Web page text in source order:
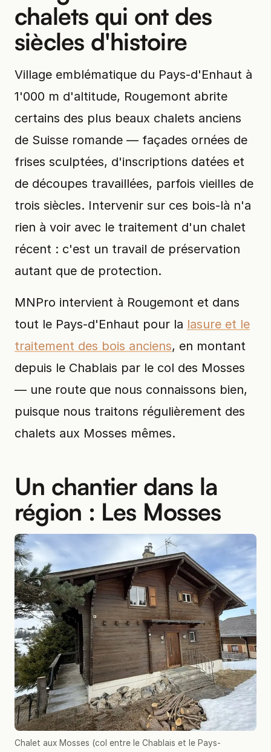
chalets qui ont des
siècles d'histoire
Village emblématique du Pays-d'Enhaut à
1'000 m d'altitude, Rougemont abrite
certains des plus beaux chalets anciens
de Suisse romande — façades ornées de
frises sculptées, d'inscriptions datées et
de découpes travaillées, parfois vieilles de
trois siècles. Intervenir sur ces bois-là n'a
rien à voir avec le traitement d'un chalet
récent : c'est un travail de préservation
autant que de protection.
MNPro intervient à Rougemont et dans
tout le Pays-d'Enhaut pour la lasure et le
traitement des bois anciens, en montant
depuis le Chablais par le col des Mosses
— une route que nous connaissons bien,
puisque nous traitons régulièrement des
chalets aux Mosses mêmes.
Un chantier dans la
région : Les Mosses
Chalet aux Mosses (col entre le Chablais et le Pays-